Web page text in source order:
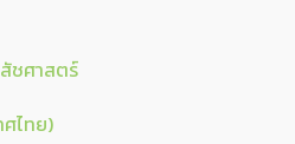
ชศาสตร์
ไทย)